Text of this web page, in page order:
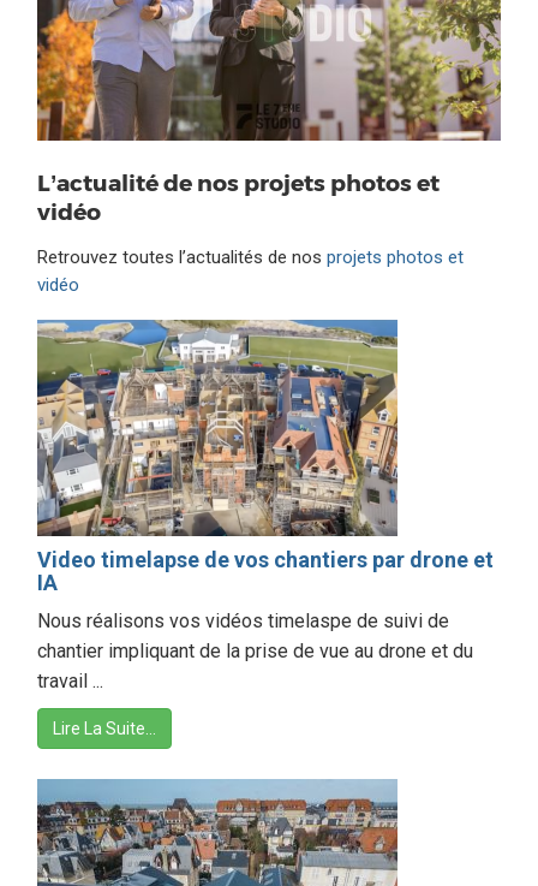
L’actualité de nos projets photos et
vidéo
Retrouvez toutes l’actualités de nosprojets photos et
vidéo
Video timelapse de vos chantiers par drone et
IA
Nous réalisons vos vidéos timelaspe de suivi de
chantier impliquant de la prise de vue au drone et du
travail ...
Lire La Suite…